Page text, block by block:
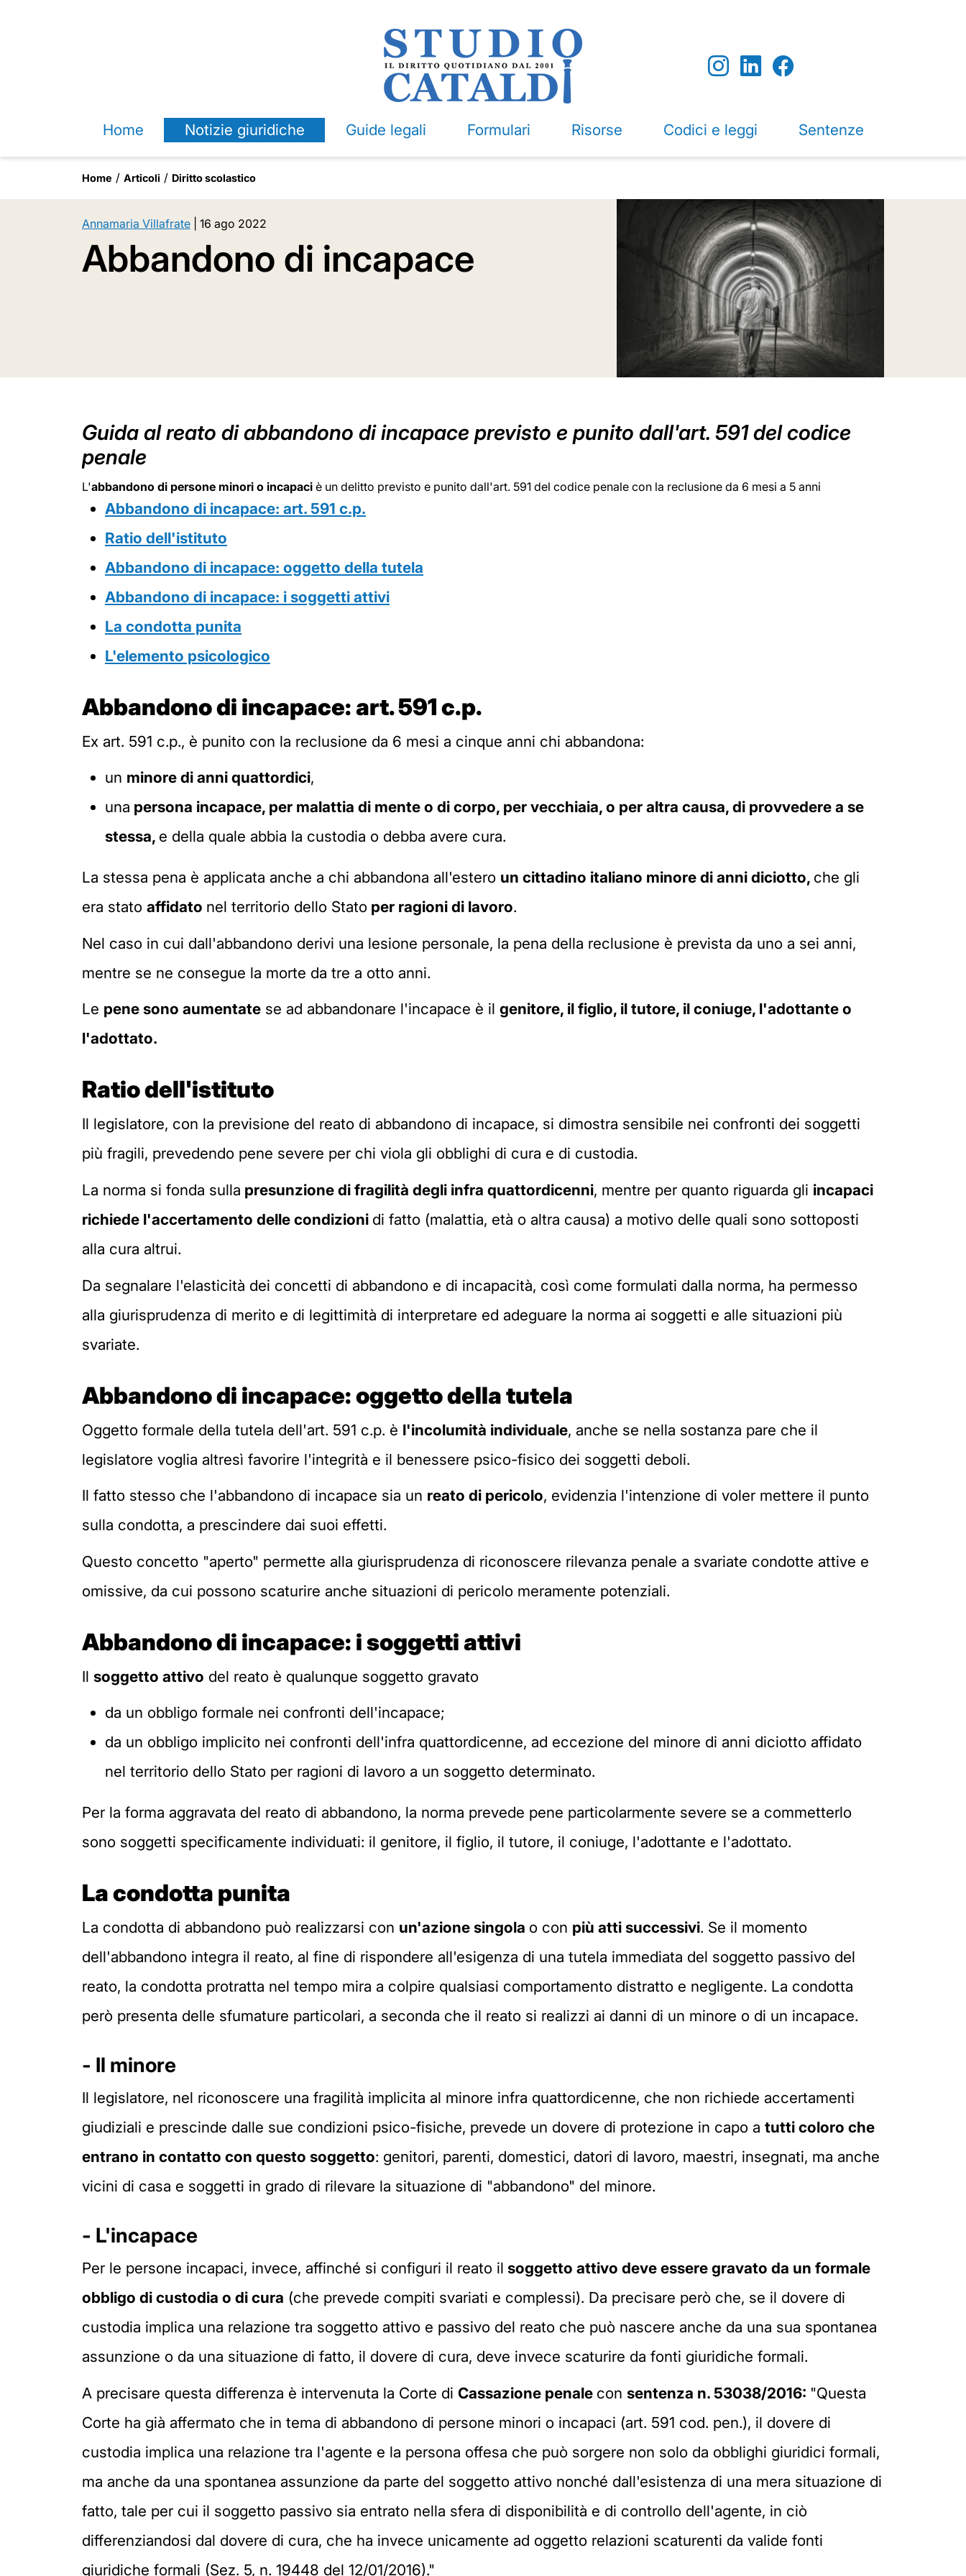
Home Notizie giuridiche Guide legali Formulari Risorse Codici e leggi Sentenze
Home Articoli Diritto scolastico
Annamaria Villafrate 16 ago 2022
Abbandono di incapace
Guida al reato di abbandono di incapace previsto e punito dall'art. 591 del codice
penale
L'abbandono di persone minori o incapaci è un delitto previsto e punito dall'art. 591 del codice penale con la reclusione da 6 mesi a 5 anni
Abbandono di incapace: art. 591 c.p.
Ratio dell'istituto
Abbandono di incapace: oggetto della tutela
Abbandono di incapace: i soggetti attivi
La condotta punita
L'elemento psicologico
Abbandono di incapace: art. 591 c.p.
Ex art. 591 c.p., è punito con la reclusione da 6 mesi a cinque anni chi abbandona:
un minore di anni quattordici,
una persona incapace, per malattia di mente o di corpo, per vecchiaia, o per altra causa, di provvedere a se
stessa, e della quale abbia la custodia o debba avere cura.
La stessa pena è applicata anche a chi abbandona all'estero un cittadino italiano minore di anni diciotto, che gli
era stato affidato nel territorio dello Stato per ragioni di lavoro.
Nel caso in cui dall'abbandono derivi una lesione personale, la pena della reclusione è prevista da uno a sei anni,
mentre se ne consegue la morte da tre a otto anni.
Le pene sono aumentate se ad abbandonare l'incapace è il genitore, il figlio, il tutore, il coniuge, l'adottante o
l'adottato.
Ratio dell'istituto
Il legislatore, con la previsione del reato di abbandono di incapace, si dimostra sensibile nei confronti dei soggetti
più fragili, prevedendo pene severe per chi viola gli obblighi di cura e di custodia.
La norma si fonda sulla presunzione di fragilità degli infra quattordicenni, mentre per quanto riguarda gli incapaci
richiede l'accertamento delle condizioni di fatto (malattia, età o altra causa) a motivo delle quali sono sottoposti
alla cura altrui.
Da segnalare l'elasticità dei concetti di abbandono e di incapacità, così come formulati dalla norma, ha permesso
alla giurisprudenza di merito e di legittimità di interpretare ed adeguare la norma ai soggetti e alle situazioni più
svariate.
Abbandono di incapace: oggetto dellatutela
Oggetto formale della tutela dell'art. 591 c.p. è l'incolumità individuale, anche se nella sostanza pare che il
legislatore voglia altresì favorire l'integrità e il benessere psico-fisico dei soggetti deboli.
Il fatto stesso che l'abbandono di incapace sia un reato di pericolo, evidenzia l'intenzione di voler mettere il punto
sulla condotta, a prescindere dai suoi effetti.
Questo concetto "aperto" permette alla giurisprudenza di riconoscere rilevanza penale a svariate condotte attive e
omissive, da cui possono scaturire anche situazioni di pericolo meramente potenziali.
Abbandono di incapace: isoggettiattivi
Il soggetto attivo del reato è qualunque soggetto gravato
da un obbligo formale nei confronti dell'incapace;
da un obbligo implicito nei confronti dell'infra quattordicenne, ad eccezione del minore di anni diciotto affidato
nel territorio dello Stato per ragioni di lavoro a un soggetto determinato.
Per la forma aggravata del reato di abbandono, la norma prevede pene particolarmente severe se a commetterlo
sono soggetti specificamente individuati: il genitore, il figlio, il tutore, il coniuge, l'adottante e l'adottato.
La condotta punita
La condotta di abbandono può realizzarsi con un'azione singola o con più atti successivi. Se il momento
dell'abbandono integra il reato, al fine di rispondere all'esigenza di una tutela immediata del soggetto passivo del
reato, la condotta protratta nel tempo mira a colpire qualsiasi comportamento distratto e negligente. La condotta
però presenta delle sfumature particolari, a seconda che il reato si realizzi ai danni di un minore o di un incapace.
- Il minore
Il legislatore, nel riconoscere una fragilità implicita al minore infra quattordicenne, che non richiede accertamenti
giudiziali e prescinde dalle sue condizioni psico-fisiche, prevede un dovere di protezione in capo a tutti coloro che
entrano in contatto con questo soggetto: genitori, parenti, domestici, datori di lavoro, maestri, insegnati, ma anche
vicini di casa e soggetti in grado di rilevare la situazione di "abbandono" del minore.
- L'incapace
Per le persone incapaci, invece, affinché si configuri il reato il soggetto attivo deve essere gravato da un formale
obbligo di custodia o di cura (che prevede compiti svariati e complessi). Da precisare però che, se il dovere di
custodia implica una relazione tra soggetto attivo e passivo del reato che può nascere anche da una sua spontanea
assunzione o da una situazione di fatto, il dovere di cura, deve invece scaturire da fonti giuridiche formali.
A precisare questa differenza è intervenuta la Corte di Cassazione penale con sentenza n. 53038/2016: "Questa
Corte ha già affermato che in tema di abbandono di persone minori o incapaci (art. 591 cod. pen.), il dovere di
custodia implica una relazione tra l'agente e la persona offesa che può sorgere non solo da obblighi giuridici formali,
ma anche da una spontanea assunzione da parte del soggetto attivo nonché dall'esistenza di una mera situazione di
fatto, tale per cui il soggetto passivo sia entrato nella sfera di disponibilità e di controllo dell'agente, in ciò
differenziandosi dal dovere di cura, che ha invece unicamente ad oggetto relazioni scaturenti da valide fonti
giuridiche formali (Sez. 5, n. 19448 del 12/01/2016)."